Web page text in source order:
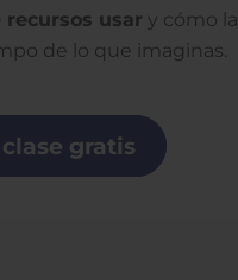
recursos usar y cómo la
de lo que imaginas.
gratis